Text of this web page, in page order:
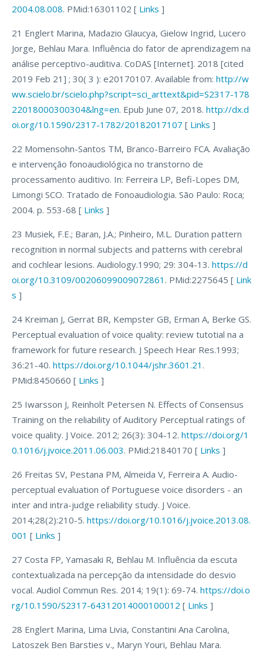
2004.08.008. PMid:16301102 [ Links ]
21 Englert Marina, Madazio Glaucya, Gielow Ingrid, Lucero
Jorge, Behlau Mara. Influência do fator de aprendizagem na
análise perceptivo-auditiva. CoDAS [Internet]. 2018 [cited
2019 Feb 21] ; 30( 3 ): e20170107. Available from: http://w
ww.scielo.br/scielo.php?script=sci_arttext&pid=S2317-178
22018000300304&lng=en. Epub June 07, 2018. http://dx.d
oi.org/10.1590/2317-1782/20182017107 [ Links ]
22 Momensohn-Santos TM, Branco-Barreiro FCA. Avaliação
e intervenção fonoaudiológica no transtorno de
processamento auditivo. In: Ferreira LP, Befi-Lopes DM,
Limongi SCO. Tratado de Fonoaudiologia. São Paulo: Roca;
2004. p. 553-68 [ Links ]
23 Musiek, F.E.; Baran, J.A.; Pinheiro, M.L. Duration pattern
recognition in normal subjects and patterns with cerebral
and cochlear lesions. Audiology.1990; 29: 304-13. https://d
oi.org/10.3109/00206099009072861 . PMid:2275645 [ Link
s ]
24 Kreiman J, Gerrat BR, Kempster GB, Erman A, Berke GS.
Perceptual evaluation of voice quality: review tutotial na a
framework for future research. J Speech Hear Res.1993;
36:21-40. https://doi.org/10.1044/jshr.3601.21 .
PMid:8450660 [ Links ]
25 Iwarsson J, Reinholt Petersen N. Effects of Consensus
Training on the reliability of Auditory Perceptual ratings of
voice quality. J Voice. 2012; 26(3): 304-12. https://doi.org/1
0.1016/j.jvoice.2011.06.003. PMid:21840170 [ Links ]
26 Freitas SV, Pestana PM, Almeida V, Ferreira A. Audio-
perceptual evaluation of Portuguese voice disorders - an
inter and intra-judge reliability study. J Voice.
2014;28(2):210-5. https://doi.org/10.1016/j.jvoice.2013.08.
001 [ Links ]
27 Costa FP, Yamasaki R, Behlau M. Influência da escuta
contextualizada na percepção da intensidade do desvio
vocal. Audiol Commun Res. 2014; 19(1): 69-74. https://doi.o
rg/10.1590/S2317-64312014000100012 [ Links ]
28 Englert Marina, Lima Livia, Constantini Ana Carolina,
Latoszek Ben Barsties v., Maryn Youri, Behlau Mara.